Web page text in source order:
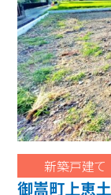
新築戸建て
御嵩町上